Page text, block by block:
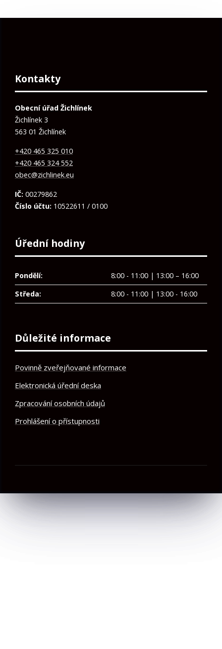
Kontakty
Obecní úřad Žichlínek
Žichlínek 3
563 01 Žichlínek
+420 465 325 010
+420 465 324 552
obec@zichlinek.eu
IČ: 00279862
Číslo účtu: 10522611 / 0100
Úřední hodiny
Pondělí:
8:00 - 11:00 | 13:00 – 16:00
Středa:
8:00 - 11:00 | 13:00 - 16:00
Důležité informace
Povinně zveřejňované informace
Elektronická úřední deska
Zpracování osobních údajů
Prohlášení o přístupnosti